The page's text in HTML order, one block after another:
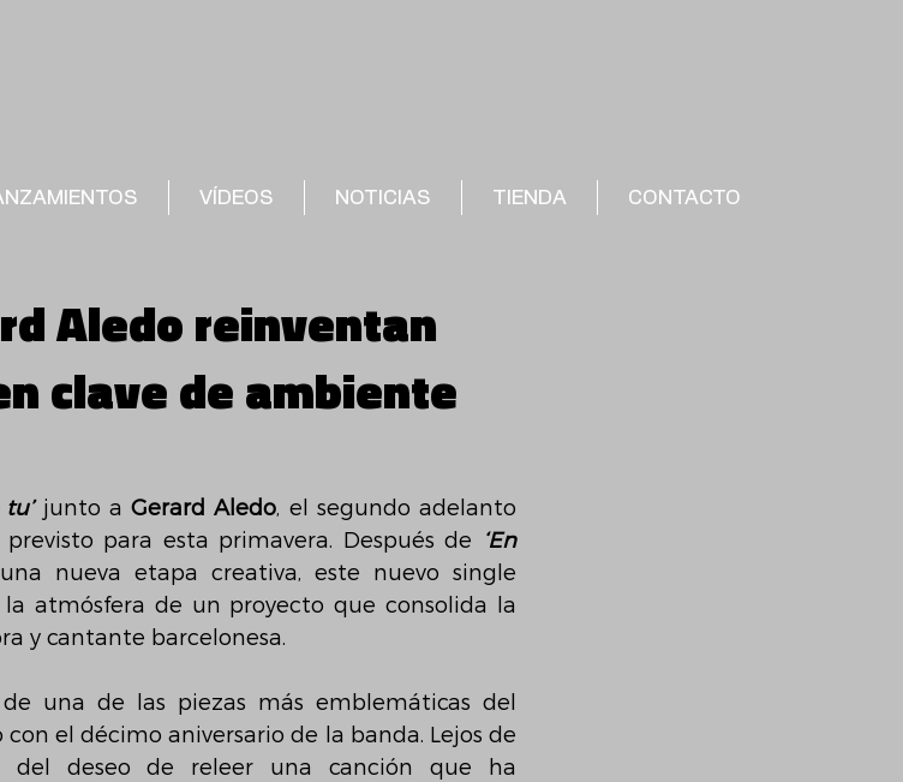
VÍDEOS NOTICIAS TIENDA CONTACTO
Aledo reinventan
clave de ambiente
tu’ junto a Gerard Aledo, el segundo adelanto
para esta primavera. Después de ‘En
nueva etapa creativa, este nuevo single
atmósfera de un proyecto que consolida la
y cantante barcelonesa.
una de las piezas más emblemáticas del
el décimo aniversario de la banda. Lejos de
del deseo de releer una canción que ha